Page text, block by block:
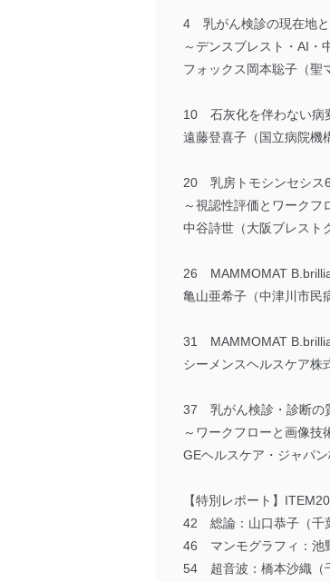
4 乳がん検診の現在地
～デンスブレスト・AI・
フォックス岡本聡子（聖
10 石灰化を伴わない病
遠藤登喜子（国立病院機
20 乳房トモシンセシス
～視認性評価とワークフ
中谷詩世（大阪ブレスト
26 MAMMOMAT
亀山亜希子（中津川市民
31 MAMMOMAT
シーメンスヘルスケア株
37 乳がん検診・診断の
～ワークフローと画像技
GEヘルスケア・ジャパ
【特別レポート】
42 総論：山口恭子（千
46 マンモグラフィ：池
54 超音波：橋本沙織（